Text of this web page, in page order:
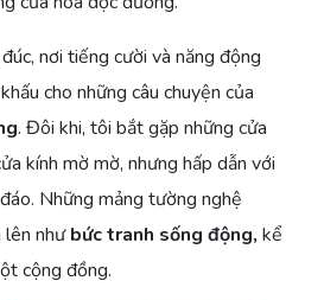
nơi tiếng cười và năng động
cho những câu chuyện của
. Đôi khi, tôi bắt gặp những cửa
kính mờ mờ, nhưng hấp dẫn với
Những mảng tường nghệ
lên nhưbức tranh sống động, kể
cộng đồng.